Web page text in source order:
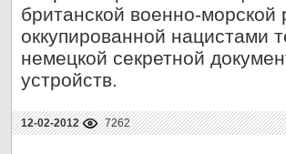
британской военно-морской
оккупированной нацистами
немецкой секретной
устройств.
12-02-2012 7262